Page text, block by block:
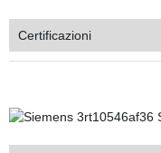
Certificazioni